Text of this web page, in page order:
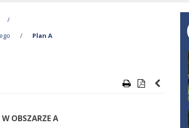
/
/ Plan A
OBSZARZE A